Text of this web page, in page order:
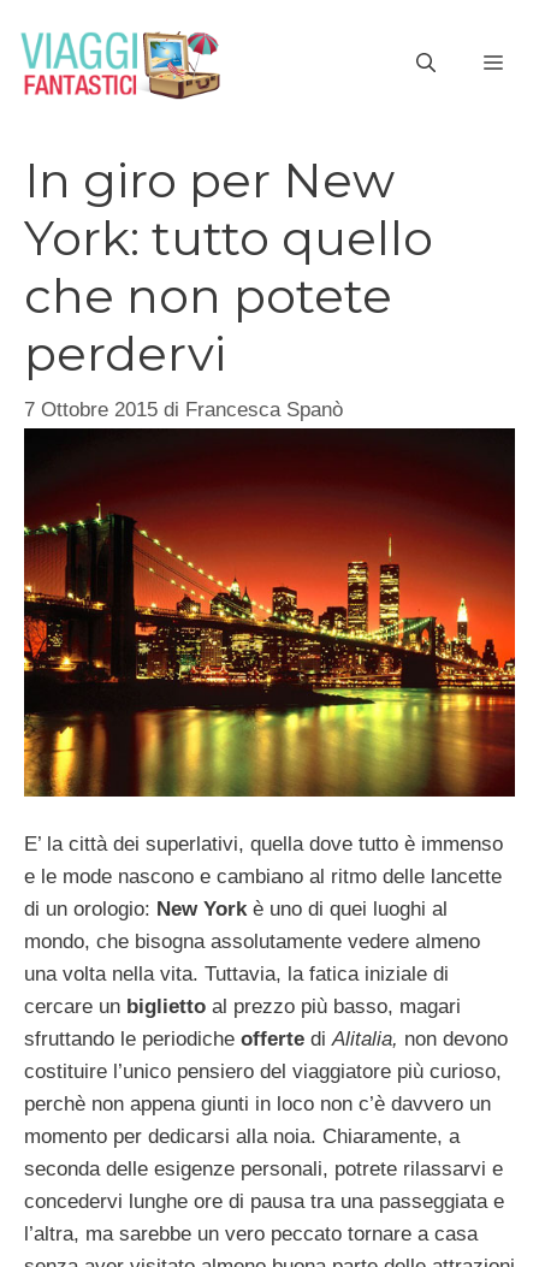
contenuto
In giro per New
York: tutto quello
che non potete
perdervi
7 Ottobre 2015 di Francesca Spanò
E’ la città dei superlativi, quella dove tutto è immenso
e le mode nascono e cambiano al ritmo delle lancette
di un orologio: New York è uno di quei luoghi al
mondo, che bisogna assolutamente vedere almeno
una volta nella vita. Tuttavia, la fatica iniziale di
cercare un biglietto al prezzo più basso, magari
sfruttando le periodiche offerte di Alitalia, non devono
costituire l’unico pensiero del viaggiatore più curioso,
perchè non appena giunti in loco non c’è davvero un
momento per dedicarsi alla noia. Chiaramente, a
seconda delle esigenze personali, potrete rilassarvi e
concedervi lunghe ore di pausa tra una passeggiata e
l’altra, ma sarebbe un vero peccato tornare a casa